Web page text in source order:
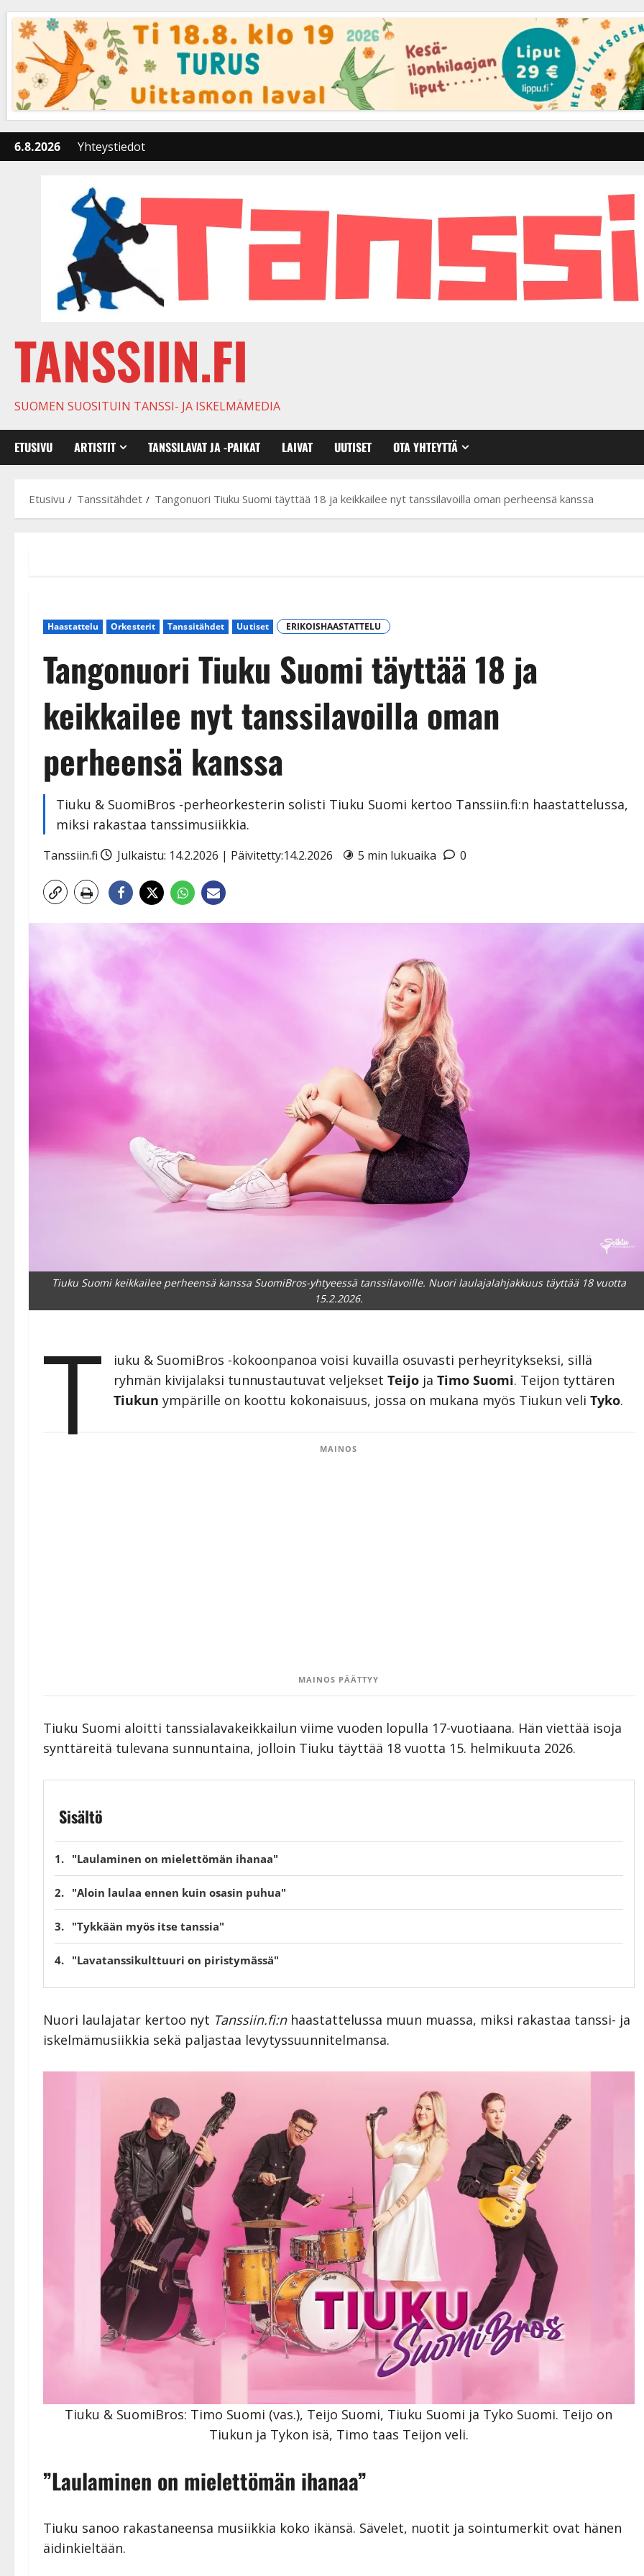
content
6.8.2026 Yhteystiedot
TANSSIIN.FI
SUOMEN SUOSITUIN TANSSI- JA ISKELMÄMEDIA
ETUSIVU ARTISTIT TANSSILAVAT JA -PAIKAT LAIVAT UUTISET OTA YHTEYTTÄ
Etusivu Tanssitähdet Tangonuori Tiuku Suomi täyttää 18 ja keikkailee nyt tanssilavoilla oman perheensä kanssa
Haastattelu Orkesterit Tanssitähdet Uutiset ERIKOISHAASTATTELU
Tangonuori Tiuku Suomi täyttää 18 ja
keikkailee nyt tanssilavoilla oman
perheensä kanssa
Tiuku & SuomiBros -perheorkesterin solisti Tiuku Suomi kertoo Tanssiin.fi:n haastattelussa,
miksi rakastaa tanssimusiikkia.
Tanssiin.fi Julkaistu: 14.2.2026 | Päivitetty:14.2.2026 5 min lukuaika 0
Tiuku Suomi keikkailee perheensä kanssa SuomiBros-yhtyeessä tanssilavoille. Nuori laulajalahjakkuus täyttää 18 vuotta
15.2.2026.
T
iuku & SuomiBros -kokoonpanoa voisi kuvailla osuvasti perheyritykseksi, sillä
ryhmän kivijalaksi tunnustautuvat veljeksetTeijo jaTimo Suomi. Teijon tyttären
Tiukun ympärille on koottu kokonaisuus, jossa on mukana myös Tiukun veliTyko.
MAINOS
MAINOS PÄÄTTYY
Tiuku Suomi aloitti tanssialavakeikkailun viime vuoden lopulla 17-vuotiaana. Hän viettää isoja
synttäreitä tulevana sunnuntaina, jolloin Tiuku täyttää 18 vuotta 15. helmikuuta 2026.
Sisältö
"Laulaminen on mielettömän ihanaa"
"Aloin laulaa ennen kuin osasin puhua"
"Tykkään myös itse tanssia"
"Lavatanssikulttuuri on piristymässä"
Nuori laulajatar kertoo nyt Tanssiin.fi:n haastattelussa muun muassa, miksi rakastaa tanssi- ja
iskelmämusiikkia sekä paljastaa levytyssuunnitelmansa.
Tiuku & SuomiBros: Timo Suomi (vas.), Teijo Suomi, Tiuku Suomi ja Tyko Suomi. Teijo on
Tiukun ja Tykon isä, Timo taas Teijon veli.
”Laulaminen on mielettömän ihanaa”
Tiuku sanoo rakastaneensa musiikkia koko ikänsä. Sävelet, nuotit ja sointumerkit ovat hänen
äidinkieltään.